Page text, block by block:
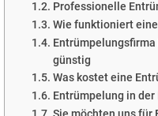
Professionelle
Wie funktioniert
günstig
Was kostet eine
Entrümpelung in der
Sie möchten uns für